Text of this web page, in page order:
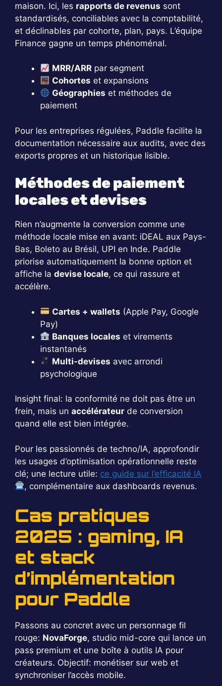
maison. Ici, les rapports de revenus sont
standardisés, conciliables avec la comptabilité,
et déclinables par cohorte, plan, pays. L’équipe
Finance gagne un temps phénoménal.
MRR/ARR par segment
Cohortes et expansions
Géographies et méthodes de
paiement
Pour les entreprises régulées, Paddle facilite la
documentation nécessaire aux audits, avec des
exports propres et un historique lisible.
Méthodes de paiement
locales et devises
Rien n’augmente la conversion comme une
méthode locale mise en avant: iDEAL aux Pays-
Bas, Boleto au Brésil, UPI en Inde. Paddle
priorise automatiquement la bonne option et
affiche la devise locale, ce qui rassure et
accélère.
Cartes + wallets (Apple Pay, Google
Pay)
Banques locales et virements
instantanés
Multi-devises avec arrondi
psychologique
Insight final: la conformité ne doit pas être un
frein, mais un accélérateur de conversion
quand elle est bien intégrée.
Pour les passionnés de techno/IA, approfondir
les usages d’optimisation opérationnelle reste
clé; une lecture utile: ce guide sur l’efficacité IA
, complémentaire aux dashboards revenus.
Cas pratiques
2025 : gaming, IA
et stack
d’implémentation
pour Paddle
Passons au concret avec un personnage fil
rouge: NovaForge, studio mid-core qui lance un
pass premium et une boîte à outils IA pour
créateurs. Objectif: monétiser sur web et
synchroniser l’accès mobile.